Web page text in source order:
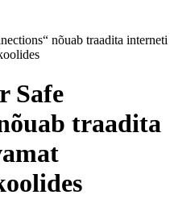
nõuab traadita interneti
Safe
traadita